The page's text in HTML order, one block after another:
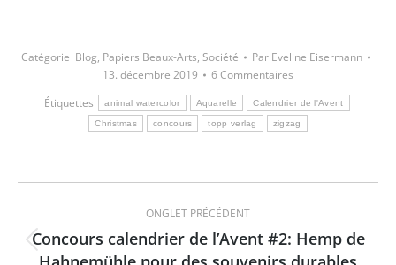
Catégorie Blog, Papiers Beaux-Arts, Société Par Eveline Eisermann
13. décembre 2019
6 Commentaires
Étiquettes
animal watercolor Aquarelle Calendrier de l'Avent
Christmas concours topp verlag zigzag
Navigation
de
ONGLET PRÉCÉDENT
Onglet
Concours calendrier de l’Avent #2: Hemp de